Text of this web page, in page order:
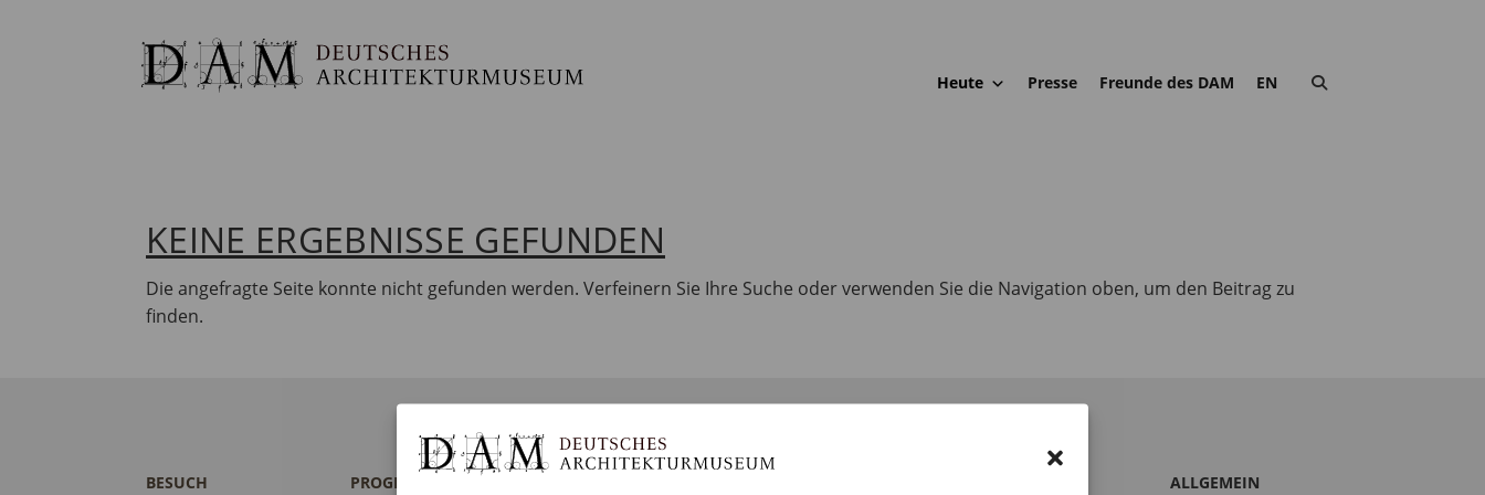
Heute Presse Freunde des DAM EN
KEINE ERGEBNISSE GEFUNDEN
Die angefragte Seite konnte nicht gefunden werden. Verfeinern Sie Ihre Suche oder verwenden Sie die Navigation oben, um den Beitrag zu
finden.
BESUCH
PROGRAMM
ALLGEMEIN